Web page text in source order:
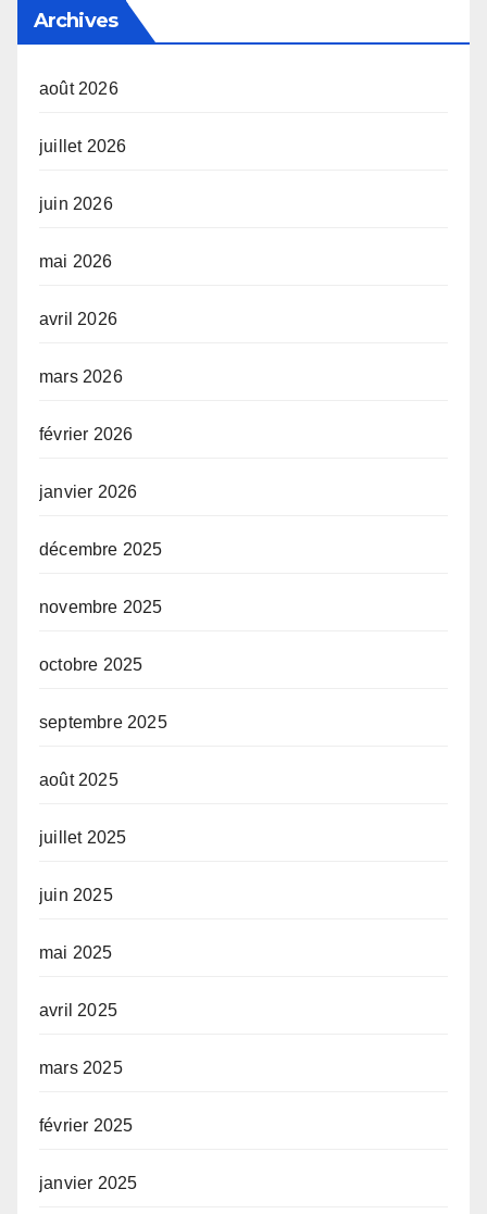
Archives
août 2026
juillet 2026
juin 2026
mai 2026
avril 2026
mars 2026
février 2026
janvier 2026
décembre 2025
novembre 2025
octobre 2025
septembre 2025
août 2025
juillet 2025
juin 2025
mai 2025
avril 2025
mars 2025
février 2025
janvier 2025